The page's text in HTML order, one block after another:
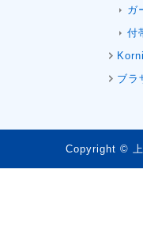
ガ
付
ブラ
Copyright ©